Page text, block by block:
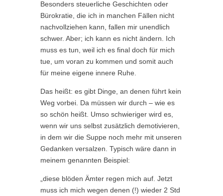
Besonders steuerliche Geschichten oder
Bürokratie, die ich in manchen Fällen nicht
nachvollziehen kann, fallen mir unendlich
schwer. Aber; ich kann es nicht ändern. Ich
muss es tun, weil ich es final doch für mich
tue, um voran zu kommen und somit auch
für meine eigene innere Ruhe.
Das heißt: es gibt Dinge, an denen führt kein
Weg vorbei. Da müssen wir durch – wie es
so schön heißt. Umso schwieriger wird es,
wenn wir uns selbst zusätzlich demotivieren,
in dem wir die Suppe noch mehr mit unseren
Gedanken versalzen. Typisch wäre dann in
meinem genannten Beispiel:
„diese blöden Ämter regen mich auf. Jetzt
muss ich mich wegen denen (!) wieder 2 Std